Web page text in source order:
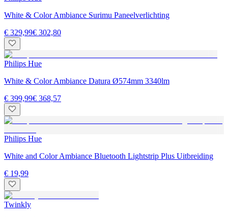
White & Color Ambiance Surimu Paneelverlichting
€ 329,99€ 302,80
Philips Hue
White & Color Ambiance Datura Ø574mm 3340lm
€ 399,99€ 368,57
Philips Hue
White and Color Ambiance Bluetooth Lightstrip Plus Uitbreiding
€ 19,99
Twinkly